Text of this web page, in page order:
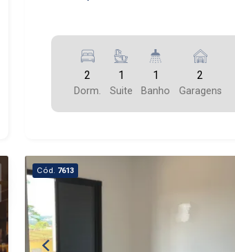
2
Dorm.
1
Suite
1
Banho
2
Garagens
Cód. 7613